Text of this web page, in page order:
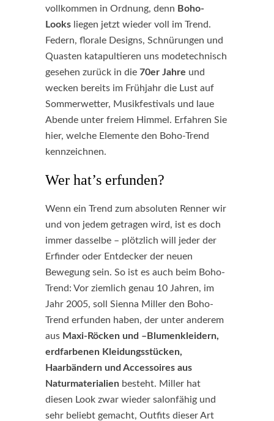
vollkommen in Ordnung, denn Boho-
Looks liegen jetzt wieder voll im Trend.
Federn, florale Designs, Schnürungen und
Quasten katapultieren uns modetechnisch
gesehen zurück in die 70er Jahre und
wecken bereits im Frühjahr die Lust auf
Sommerwetter, Musikfestivals und laue
Abende unter freiem Himmel. Erfahren Sie
hier, welche Elemente den Boho-Trend
kennzeichnen.
Wer hat’s erfunden?
Wenn ein Trend zum absoluten Renner wir
und von jedem getragen wird, ist es doch
immer dasselbe – plötzlich will jeder der
Erfinder oder Entdecker der neuen
Bewegung sein. So ist es auch beim Boho-
Trend: Vor ziemlich genau 10 Jahren, im
Jahr 2005, soll Sienna Miller den Boho-
Trend erfunden haben, der unter anderem
aus Maxi-Röcken und –Blumenkleidern,
erdfarbenen Kleidungsstücken,
Haarbändern und Accessoires aus
Naturmaterialien besteht. Miller hat
diesen Look zwar wieder salonfähig und
sehr beliebt gemacht, Outfits dieser Art